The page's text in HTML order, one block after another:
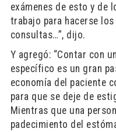
exámenes de esto y de
trabajo para hacerse
consultas…”, dijo.
Y agregó: “Contar con
específico es un gran
economía del paciente
para que se deje de
Mientras que una
padecimiento del